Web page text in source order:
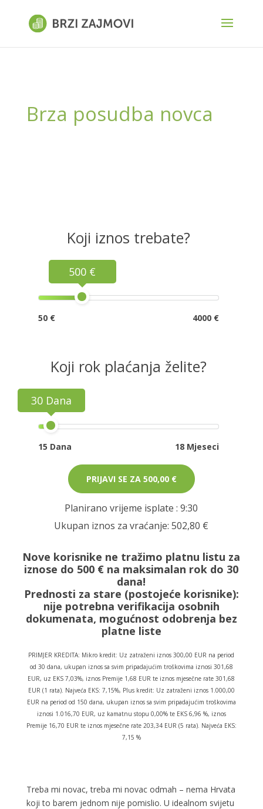
Brza posudba novca
Koji iznos trebate?
500 €
50 € 4000 €
Koji rok plaćanja želite?
30 Dana
15 Dana 18 Mjeseci
PRIJAVI SE ZA 500,00 €
Planirano vrijeme isplate: 9:30
Ukupan iznos za vraćanje:502,80 €
Nove korisnike ne tražimo platnu listu za
iznose do 500 € na maksimalan rok do 30
dana!
Prednosti za stare (postojeće korisnike):
nije potrebna verifikacija osobnih
dokumenata, mogućnost odobrenja bez
platne liste
PRIMJER KREDITA: Mikro kredit: Uz zatraženi iznos 300,00 EUR na period
od 30 dana, ukupan iznos sa svim pripadajućim troškovima iznosi 301,68
EUR, uz EKS 7,03%, iznos Premije 1,68 EUR te iznos mjesečne rate 301,68
EUR (1 rata). Najveća EKS: 7,15%, Plus kredit: Uz zatraženi iznos 1.000,00
EUR na period od 150 dana, ukupan iznos sa svim pripadajućim troškovima
iznosi 1.016,70 EUR, uz kamatnu stopu 0,00% te EKS 6,96 %, iznos
Premije 16,70 EUR te iznos mjesečne rate 203,34 EUR (5 rata). Najveća EKS:
7,15 %
Treba mi novac, treba mi novac odmah – nema Hrvata
koji to barem jednom nije pomislio. U idealnom svijetu